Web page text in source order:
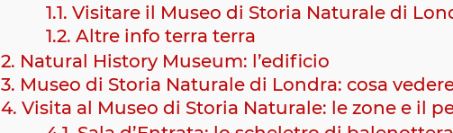
1.1. Visitare il Museo di Storia Naturale di
1.2. Altre info terra terra
2. Natural History Museum: l’edificio
3. Museo di Storia Naturale di Londra: cosa
4. Visita al Museo di Storia Naturale: le zone e il